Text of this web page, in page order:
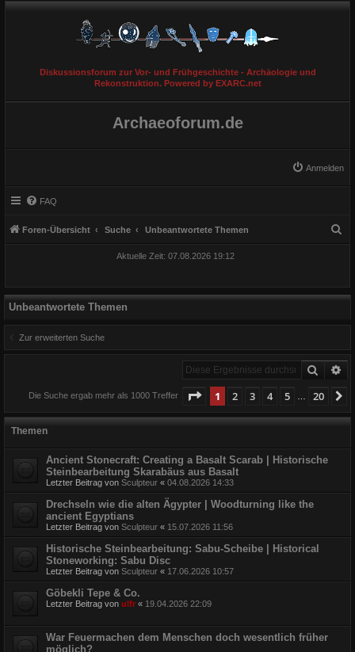
Diskussionsforum zur Vor- und Frühgeschichte - Archäologie und
Rekonstruktion. Powered by EXARC.net
Archaeoforum.de
Anmelden
FAQ
Foren-Übersicht Suche Unbeantwortete Themen
Aktuelle Zeit: 07.08.2026 19:12
Unbeantwortete Themen
Zur erweiterten Suche
Suche
Die Suche ergab mehr als 1000 Treffer Seite 1von 20
1 2 3 4 5 20
Themen
Ancient Stonecraft: Creating a Basalt Scarab | Historische
Steinbearbeitung Skarabäus aus Basalt
Letzter Beitrag von Sculpteur « 04.08.2026 14:33
Drechseln wie die alten Ägypter | Woodturning like the
ancient Egyptians
Letzter Beitrag von Sculpteur « 15.07.2026 11:56
Historische Steinbearbeitung: Sabu-Scheibe | Historical
Stoneworking: Sabu Disc
Letzter Beitrag von Sculpteur « 17.06.2026 10:57
Göbekli Tepe & Co.
Letzter Beitrag von ulfr « 19.04.2026 22:09
War Feuermachen dem Menschen doch wesentlich früher
möglich?